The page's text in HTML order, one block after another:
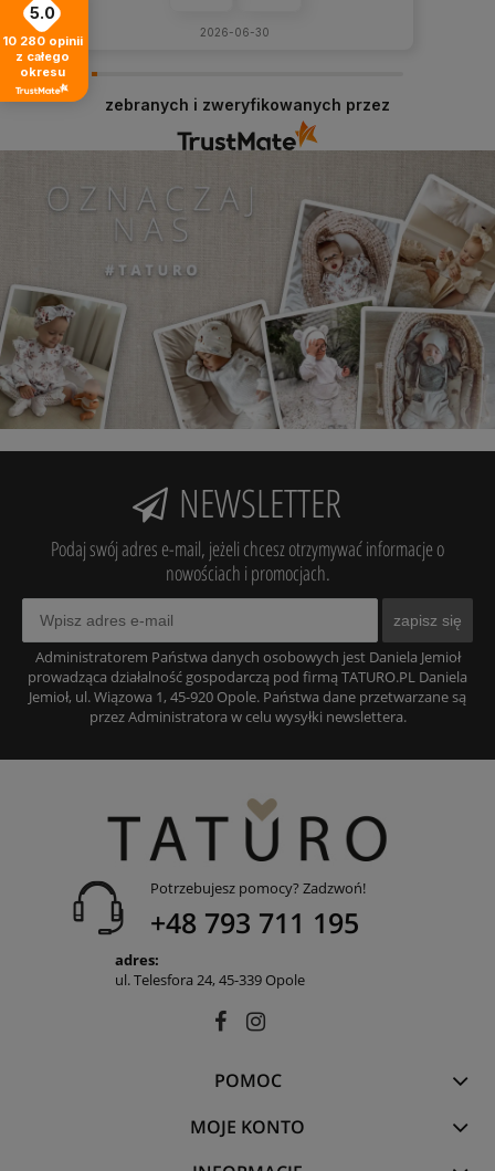
2026-06-30
zebranych i zweryfikowanych przez
NEWSLETTER
Podaj swój adres e-mail, jeżeli chcesz otrzymywać informacje o
nowościach i promocjach.
zapisz się
Administratorem Państwa danych osobowych jest Daniela Jemioł
prowadząca działalność gospodarczą pod firmą TATURO.PL Daniela
Jemioł, ul. Wiązowa 1, 45-920 Opole. Państwa dane przetwarzane są
przez Administratora w celu wysyłki newslettera.
Potrzebujesz pomocy? Zadzwoń!
+48 793 711 195
adres:
ul. Telesfora 24, 45-339 Opole
POMOC
MOJE KONTO
5.0
10 280 opinii
z całego
okresu